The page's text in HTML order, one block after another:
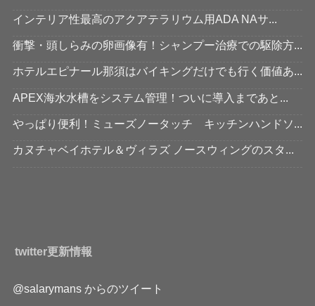
インテリア性最高のアクアテラリウム用ADA NAサ...
衝撃・頭しらみの卵画像有！シャンプー治療での駆除方...
ホテルエピナール那須はバイキングだけでも行く価値あ...
APEX海水水槽をシステム管理！ついに導入まであと...
やっぱり便利！ミューズノータッチ キッチンハンドソ...
カヌチャベイホテル＆ヴィラズ ノースウィングのスタ...
twitter更新情報
@salarymans からのツイート